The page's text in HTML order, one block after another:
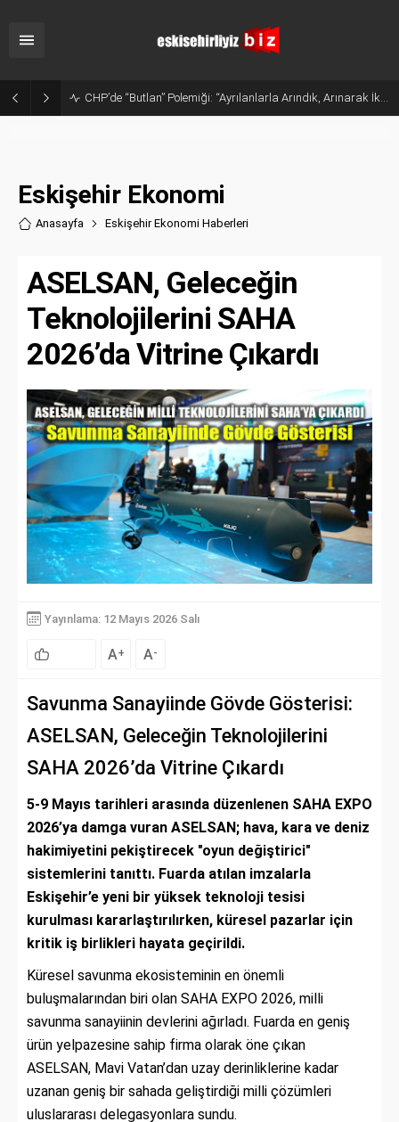
Sanayide Altyapı ve Temizlik Tepkisi: Gürhan Albayrak Küçük Sanayi Esnafını Ziyaret Etti
Eskişehir Ekonomi
Anasayfa Eskişehir Ekonomi Haberleri
ASELSAN, Geleceğin
Teknolojilerini SAHA
2026’da Vitrine Çıkardı
Yayınlama: 12 Mayıs 2026 Salı
A+ A-
Savunma Sanayiinde Gövde Gösterisi:
ASELSAN, Geleceğin Teknolojilerini
SAHA 2026’da Vitrine Çıkardı
5-9 Mayıs tarihleri arasında düzenlenen SAHA EXPO
2026’ya damga vuran ASELSAN; hava, kara ve deniz
hakimiyetini pekiştirecek "oyun değiştirici"
sistemlerini tanıttı. Fuarda atılan imzalarla
Eskişehir’e yeni bir yüksek teknoloji tesisi
kurulması kararlaştırılırken, küresel pazarlar için
kritik iş birlikleri hayata geçirildi.
Küresel savunma ekosisteminin en önemli
buluşmalarından biri olan SAHA EXPO 2026, milli
savunma sanayiinin devlerini ağırladı. Fuarda en geniş
ürün yelpazesine sahip firma olarak öne çıkan
ASELSAN, Mavi Vatan’dan uzay derinliklerine kadar
uzanan geniş bir sahada geliştirdiği milli çözümleri
uluslararası delegasyonlara sundu.